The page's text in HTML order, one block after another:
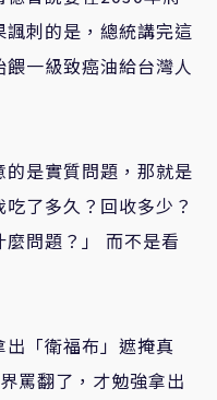
刺的是，總統講完這
一級致癌油給台灣人
是實質問題，那就是
吃了多久？回收多少？
問題？」 而不是看
「衛福布」遮掩真
罵翻了，才勉強拿出